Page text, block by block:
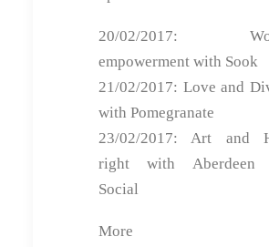
20/02/2017:
empowerment with Sook
21/02/2017: Love and
with Pomegranate
23/02/2017: Art and
right with Aberdeen
Social
More